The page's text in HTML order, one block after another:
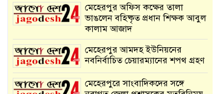
মেহেরপুর অফিস কক্ষের তালা
ভাঙলেন বহিষ্কৃত প্রধান শিক্ষক আবুল
কালাম আজাদ
মেহেরপুর আমদহ ইউনিয়নের
নবনির্বাচিত চেয়ারম্যানের শপথ গ্রহণ
মেহেরপুরে সাংবাদিকদের সঙ্গে